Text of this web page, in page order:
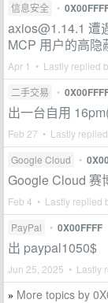
信息安全 •
axios@1.14.1 遭
MCP 用户的高隐
Apr 1 • Lastly replied
二手交易 •
出一台自用
Feb 27 • Lastly
Google Cloud •
Google Cloud 赛
Feb 4 • Lastly replied
PayPal • 0X00FFFF
出 paypal1050$
Jun 25, 2025 • Lastly
» More topics by